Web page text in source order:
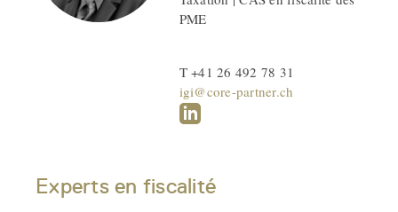
PME
T +41 26 492 78 31
igi@core-partner.ch
Experts en fiscalité